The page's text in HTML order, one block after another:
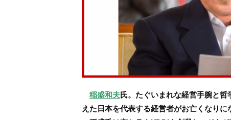
稲盛和夫氏。たぐいまれな経営手腕と
えた日本を代表する経営者がお亡くなりに